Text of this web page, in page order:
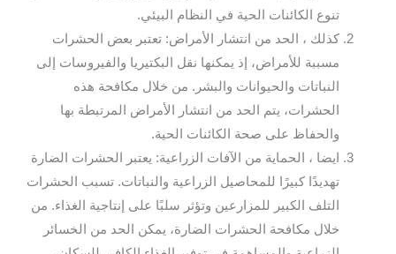
تنوع الكائنات الحية في النظام البيئي.
كذلك ، الحد من انتشار الأمراض: تعتبر بعض الحشرات
مسببة للأمراض، إذ يمكنها نقل البكتيريا والفيروسات إلى
النباتات والحيوانات والبشر. من خلال مكافحة هذه
الحشرات، يتم الحد من انتشار الأمراض المرتبطة بها
والحفاظ على صحة الكائنات الحية.
ايضا ، الحماية من الآفات الزراعية: يعتبر الحشرات الضارة
تهديدًا كبيرًا للمحاصيل الزراعية والنباتات. تسبب الحشرات
التلف الكبير للمزارعين وتؤثر سلبًا على إنتاجية الغذاء. من
خلال مكافحة الحشرات الضارة، يمكن الحد من الخسائر